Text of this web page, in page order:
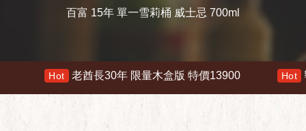
百富 15年 單一雪莉桶 威士忌 700ml
老酋長30年 限量木盒版 特價13900 Hot 響 30年